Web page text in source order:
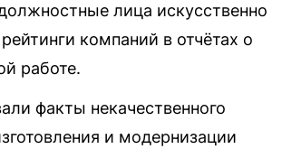
лица искусственно
компаний в отчётах о
работе.
факты некачественного
и модернизации